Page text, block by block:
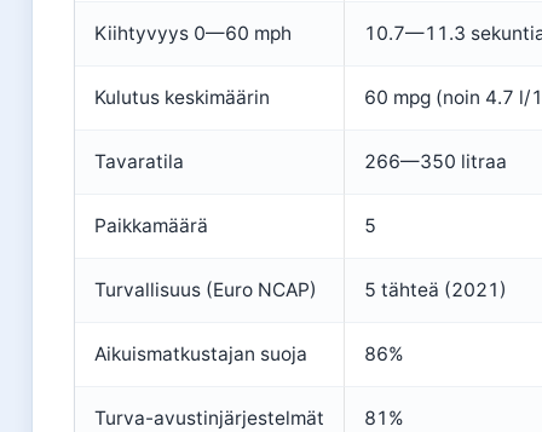
Kiihtyvyys 0—60 mph 10.7—11.3
Kulutus keskimäärin 60 mpg (noin 4.7 l/
Tavaratila 266—350 litraa
Paikkamäärä 5
Turvallisuus (Euro NCAP) 5 tähteä (2021)
Aikuismatkustajan suoja 86%
Turva-avustinjärjestelmät 81%